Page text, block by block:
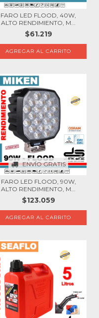
FARO LED FLOOD, 40W,
ALTO RENDIMIENTO, M...
$61.219
ENVÍO GRATIS
FARO LED FLOOD, 90W,
ALTO RENDIMIENTO, M...
$123.059